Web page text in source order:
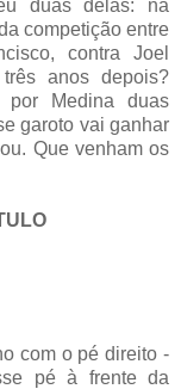
duas delas: na
competição entre
contra Joel
anos depois?
por Medina duas
garoto vai ganhar
Que venham os
com o pé direito -
pé à frente da